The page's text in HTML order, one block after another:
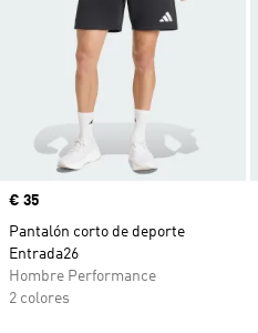
Precio
€ 35
Pantalón corto de deporte
Entrada26
Hombre Performance
2 colores